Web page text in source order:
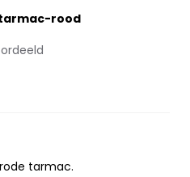
rood
tarmac.